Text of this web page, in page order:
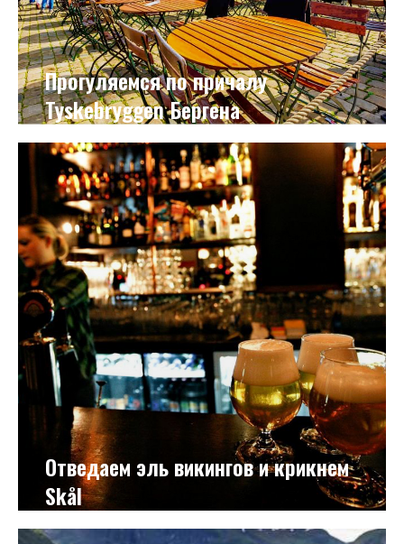
Прогуляемся по причалу
Tyskebryggen Бергена
Отведаем эль викингов и крикнем
Skål